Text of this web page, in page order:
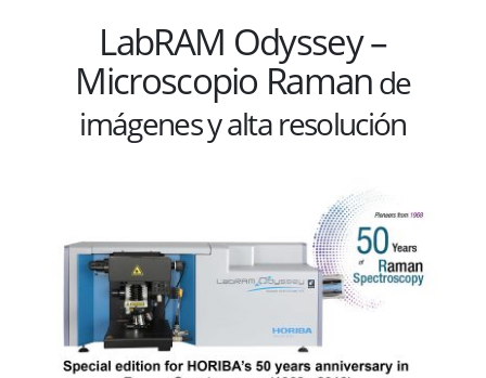
LabRAM Odyssey –
Microscopio Ramande
imágenes y alta resolución